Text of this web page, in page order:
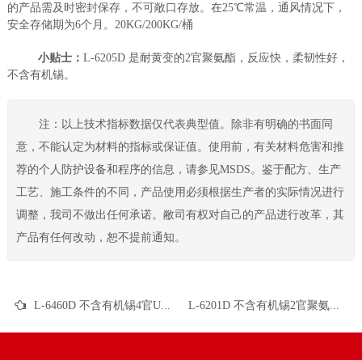
的产品需及时密封保存，不可敞口存放。在25℃常温，通风情况下，
安全存储期为6个月。20KG/200KG/桶
小贴士： L-6205D 是耐黄变的2官聚氨酯，反应快，柔韧性好，
不含有机锡。
注：以上技术指标数据仅代表典型值。除非有明确的书面同
意，不能认定为材料的指标或保证值。使用前，有关材料危害和推
荐的个人防护设备和程序的信息，请参见MSDS。鉴于配方、生产
工艺、施工条件的不同，产品使用必须根据生产者的实际情况进行
调整，我司不做出任何承诺。敝司有权对自己的产品进行改革，其
产品有任何改动，恕不提前通知。
L-6201D 不含有机锡2官聚氨酯 UV清漆 UV塑胶涂料 UV纸张涂料 UV木器涂料